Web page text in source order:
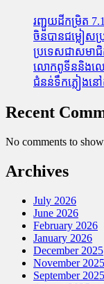
រញ្ជួយដីកម្រិត​
ចិនបានជម្លៀស
ប្រទេសជាសមាជិ
លោកពូទីននិងលោក
ជំនន់​ទឹកភ្លៀង​ន
Recent
No comments to
Archives
July 2026
June 2026
February 2026
January 2026
December 2025
November 2025
September 2025